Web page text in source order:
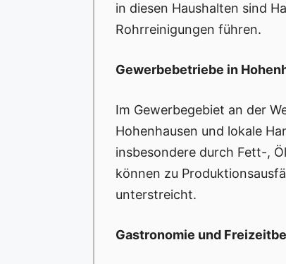
in diesen Haushalten sind
Rohrreinigungen führen.
Gewerbebetriebe in
Im Gewerbegebiet an der
Hohenhausen und lokale
insbesondere durch Fett-,
können zu
unterstreicht.
Gastronomie und